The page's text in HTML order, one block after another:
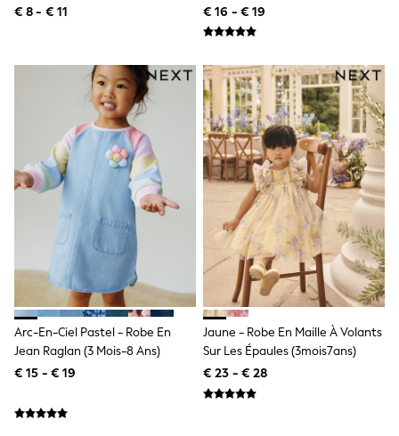
Bridesmaid
Shop All
A-Z Brands
JoJo Maman Bébé
BOYS
New In
New in from Next
50 - 92cm
98 - 110cm
116 - 134cm
140 - 174cm
New In
Trending: Top & Short Sets
Trending: Clogs
Toy Story
Pokemon
Spiderman
THE SET
All Clothing
€ 8 - € 11
(3mois-7ans)
€ 16 - € 19
Arc-En-Ciel Pastel - Robe En
Jean Raglan (3 Mois-8 Ans)
€ 15 - € 19
Jaune - Robe En Maille À Volants
Sur Les Épaules (3mois7ans)
€ 23 - € 28